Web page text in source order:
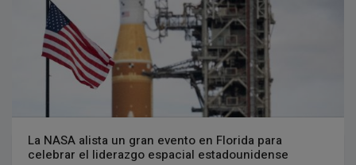
La NASA alista un gran evento en Florida para
celebrar el liderazgo espacial estadounidense